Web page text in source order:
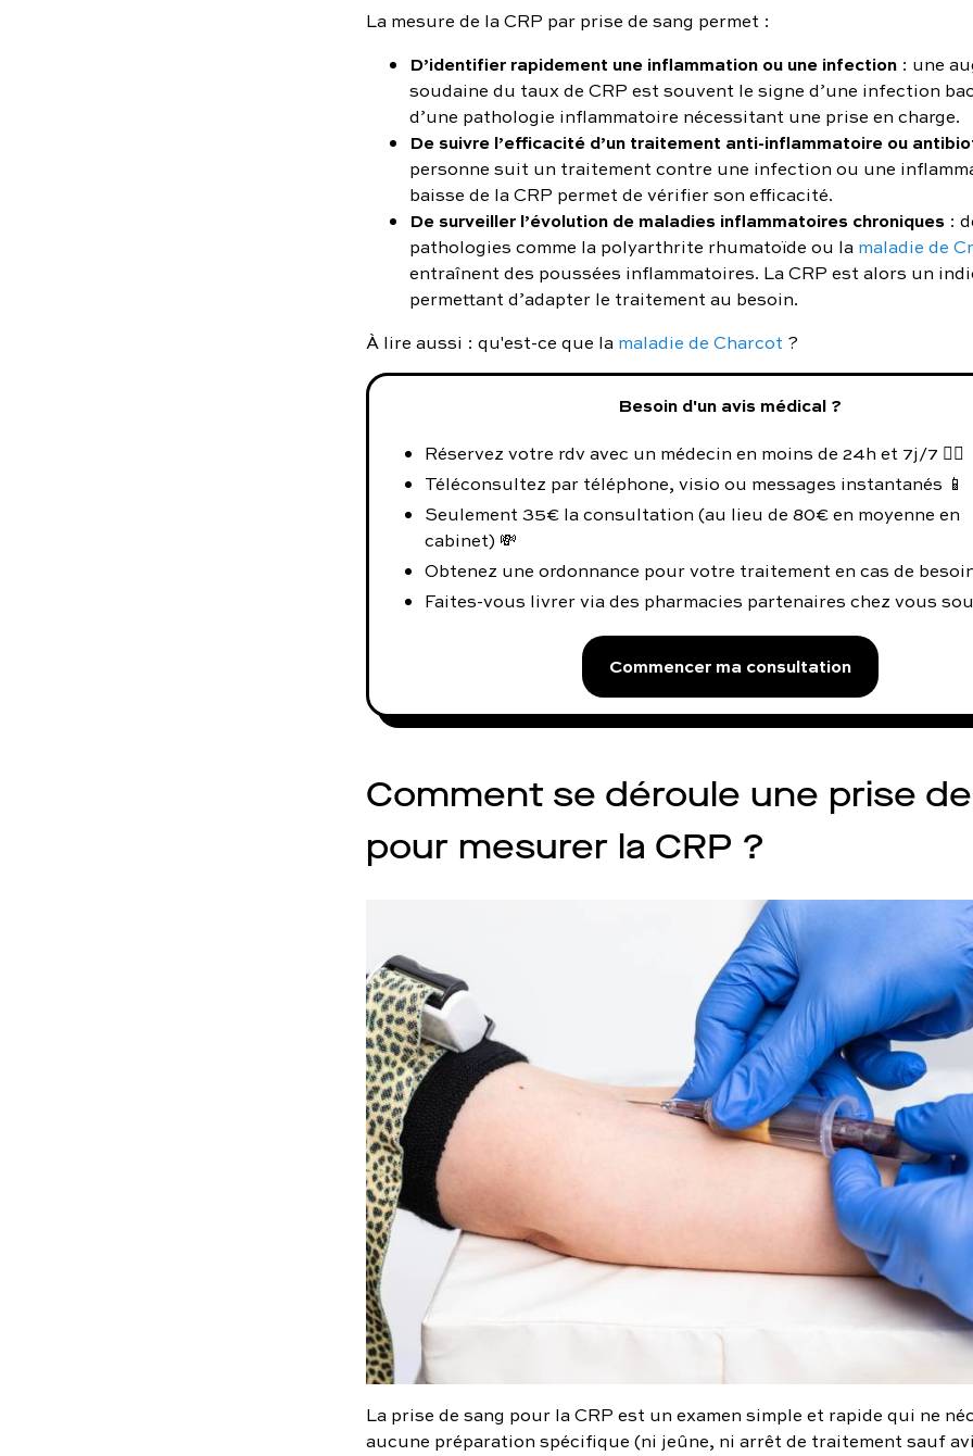
La mesure de la CRP par prise de sang permet :
D’identifier rapidement une inflammation ou une infection : une
soudaine du taux de CRP est souvent le signe d’une infection
d’une pathologie inflammatoire nécessitant une prise en charge.
De suivre l’efficacité d’un traitement anti-inflammatoire ou
personne suit un traitement contre une infection ou une
baisse de la CRP permet de vérifier son efficacité.
De surveiller l’évolution de maladies inflammatoires chroniques :
pathologies comme la polyarthrite rhumatoïde ou la maladie de
entraînent des poussées inflammatoires. La CRP est alors un
permettant d’adapter le traitement au besoin.
À lire aussi : qu'est-ce que la maladie de Charcot ?
Besoin d'un avis médical ?
Réservez votre rdv avec un médecin en moins de 24h et 7j/7 👨‍⚕️
Téléconsultez par téléphone, visio ou messages instantanés 📱
Seulement 35€ la consultation (au lieu de 80€ en moyenne en
cabinet) 💸
Obtenez une ordonnance pour votre traitement en cas de
Faites-vous livrer via des pharmacies partenaires chez vous
Commencer ma consultation
Comment se déroule une prise
pour mesurer la CRP ?
La prise de sang pour la CRP est un examen simple et rapide qui ne
aucune préparation spécifique (ni jeûne, ni arrêt de traitement sauf